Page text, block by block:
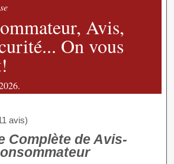
Avis,
On vous
avis)
Complète de Avis-